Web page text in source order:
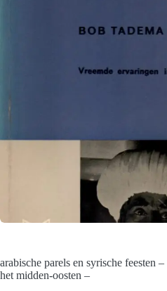
arabische parels en syrische feesten
het midden-oosten –